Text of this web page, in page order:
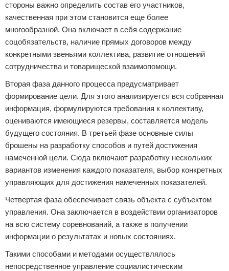
стороны важно определить состав его участников,
качественная при этом становится еще более
многообразной. Она включает в себя содержание
соцобязательств, наличие прямых договоров между
конкретными звеньями коллектива, развитие отношений
сотрудничества и товарищеской взаимопомощи.
Вторая фаза данного процесса предусматривает
формирование цели. Для этого анализируется вся собранная
информация, формулируются требования к коллективу,
оцениваются имеющиеся резервы, составляется модель
будущего состояния. В третьей фазе основные силы
брошены на разработку способов и путей достижения
намеченной цели. Сюда включают разработку нескольких
вариантов изменения каждого показателя, выбор конкретных
управляющих для достижения намеченных показателей.
Четвертая фаза обеспечивает связь объекта с субъектом
управления. Она заключается в воздействии организаторов
на всю систему соревнований, а также в получении
информации о результатах и новых состояниях.
Такими способами и методами осуществлялось
непосредственное управление социалистическим